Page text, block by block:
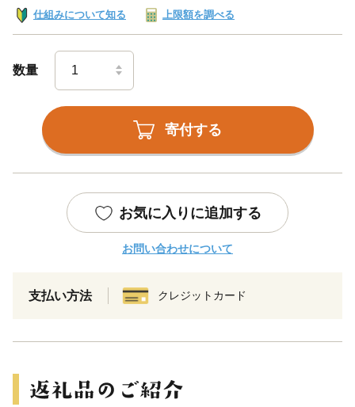
仕組みについて知る 上限額を調べる
数量
寄付する
お気に入りに追加する
お問い合わせについて
支払い方法 クレジットカード